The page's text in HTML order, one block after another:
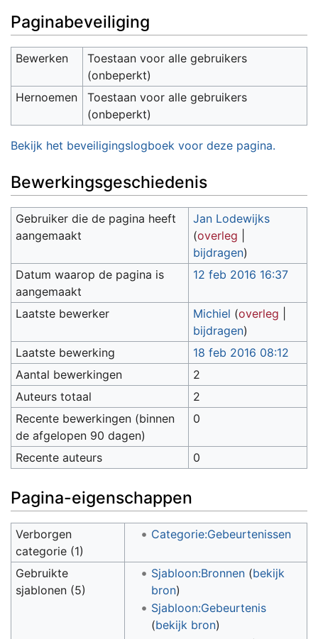
Paginabeveiliging
Bewerken
Toestaan voor alle gebruikers
(onbeperkt)
Hernoemen
Toestaan voor alle gebruikers
(onbeperkt)
Bekijk het beveiligingslogboek voor deze pagina.
Bewerkingsgeschiedenis
Gebruiker die de pagina heeft
aangemaakt
Jan Lodewijks
(overleg
bijdragen)
Datum waarop de pagina is
aangemaakt
12 feb 2016 16:37
Laatste bewerker Michiel (overleg
bijdragen)
Laatste bewerking
18 feb 2016 08:12
Aantal bewerkingen
2
Auteurs totaal
2
Recente bewerkingen (binnen
de afgelopen 90 dagen)
0
Recente auteurs 0
Pagina-eigenschappen
Verborgen
categorie (1)
Categorie:Gebeurtenissen
Gebruikte
sjablonen (5)
Sjabloon:Bronnen(bekijk
bron)
Sjabloon:Gebeurtenis
(bekijk bron)